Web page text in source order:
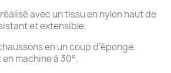
avec un tissu en nylon haut de
et extensible.
en un coup d’éponge.
machine à 30°.